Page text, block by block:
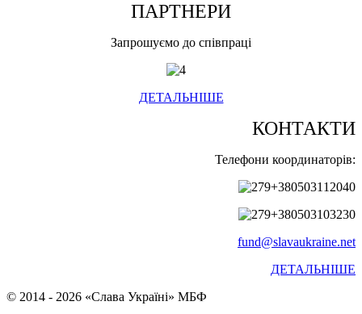
ПАРТНЕРИ
Запрошуємо до співпраці
ДЕТАЛЬНІШЕ
КОНТАКТИ
Телефони координаторів:
+380503112040
+380503103230
fund@slavaukraine.net
ДЕТАЛЬНІШЕ
© 2014 - 2026 «Слава Україні» МБФ